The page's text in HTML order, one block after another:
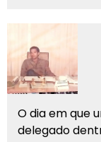
O dia em que
delegado